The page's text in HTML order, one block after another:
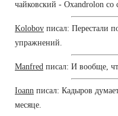
чайковский - Oxandrolon со
Kolobov писал: Перестали
упражнений.
Manfred писал: И вообще,
Ioann писал: Кадыров
месяце.